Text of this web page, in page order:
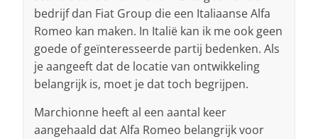
bedrijf dan Fiat Group die een Italiaanse Alfa
Romeo kan maken. In Italië kan ik me ook geen
goede of geïnteresseerde partij bedenken. Als
je aangeeft dat de locatie van ontwikkeling
belangrijk is, moet je dat toch begrijpen.
Marchionne heeft al een aantal keer
aangehaald dat Alfa Romeo belangrijk voor